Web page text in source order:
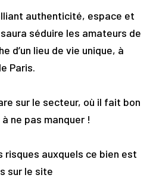
authenticité, espace et
séduire les amateurs de
d’un lieu de vie unique, à
Paris.
sur le secteur, où il fait bon
ne pas manquer !
risques auxquels ce bien est
sur le site